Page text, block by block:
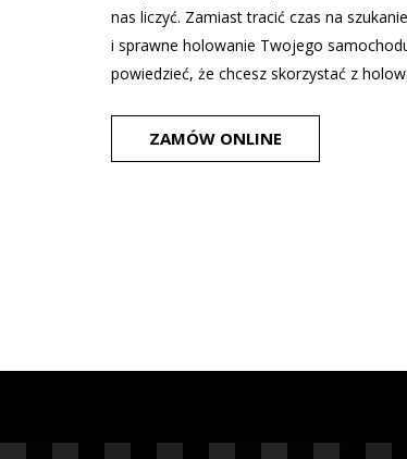
nas liczyć. Zamiast tracić czas na
i sprawne holowanie Twojego
powiedzieć, że chcesz skorzystać z
ZAMÓW ONLINE